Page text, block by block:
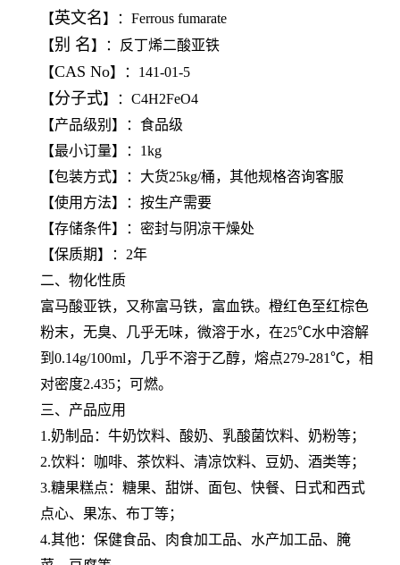
【英文名】：Ferrous fumarate
【别 名】：反丁烯二酸亚铁
【CAS No】：141-01-5
【分子式】：C4H2FeO4
【产品级别】：食品级
【最小订量】：1kg
【包装方式】：大货25kg/桶，其他规格咨询客服
【使用方法】：按生产需要
【存储条件】：密封与阴凉干燥处
【保质期】：2年
二、物化性质
富马酸亚铁，又称富马铁，富血铁。橙红色至红棕色
粉末，无臭、几乎无味，微溶于水，在25℃水中溶解
到0.14g/100ml，几乎不溶于乙醇，熔点279-281℃，相
对密度2.435；可燃。
三、产品应用
1.奶制品：牛奶饮料、酸奶、乳酸菌饮料、奶粉等；
2.饮料：咖啡、茶饮料、清凉饮料、豆奶、酒类等；
3.糖果糕点：糖果、甜饼、面包、快餐、日式和西式
点心、果冻、布丁等；
4.其他：保健食品、肉食加工品、水产加工品、腌